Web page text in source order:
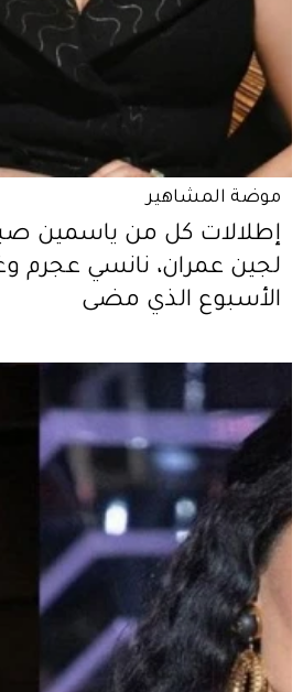
موضة المشاهير
إطلالات كل من ياسمين
لجين عمران، نانسي عجرم
الأسبوع الذي مضى